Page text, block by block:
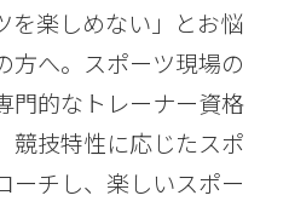
を楽しめない」とお悩
方へ。スポーツ現場の
門的なトレーナー資格
競技特性に応じたスポ
ーチし、楽しいスポー